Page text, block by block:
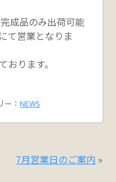
成品のみ出荷可能
て営業となりま
おります。
ー：NEWS
7月営業日のご案内 »